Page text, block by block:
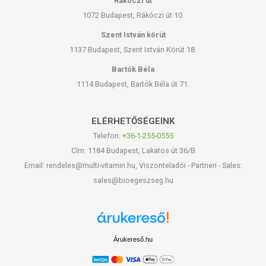
várj 10-15 percet mielőtt fogyasztani kezded.
Az UKKO Pocak Teakeverék, prémium minőségű magyar termék, amit
tisztaságára, ezért csak megbízható, ellenőrzött forrástól vásároljuk
teánk alapanyagait, így tudjuk a termőföldtől a csomagolásig
biztosítani, hogy a tárolás, szállítás és előállítás során sem
A Pocak Teakeverék 100% natúr termék, nem tartalmaz allergén
teakeverék bármely összetevőjével szembeni túlérzékenység esetén
1072 Budapest, Rákóczi út 10.
Szent István körút
1137 Budapest, Szent István Körút 18.
Bartók Béla
1114 Budapest, Bartók Béla út 71.
ELÉRHETŐSÉGEINK
Telefon: +36-1-255-0555
Cím: 1184 Budapest, Lakatos út 36/B
Email: rendeles@multi-vitamin.hu, Viszonteladói - Partneri - Sales:
sales@bioegeszseg.hu
Árukereső.hu